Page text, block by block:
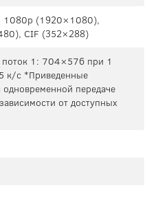
(1920×1080),
CIF (352×288)
1: 704×576 при 1
к/с *Приведенные
передаче
от доступных